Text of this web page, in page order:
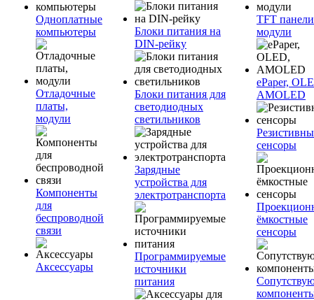
Одноплатные
компьютеры
Отладочные
платы,
модули
Компоненты
для
беспроводной
связи
Аксессуары
Блоки питания на
DIN-рейку
Блоки питания для
светодиодных
светильников
Зарядные
устройства для
электротранспорта
Программируемые
источники
питания
TFT
модули
ePaper,
AMOLED
сенсоры
ёмкостные
сенсоры